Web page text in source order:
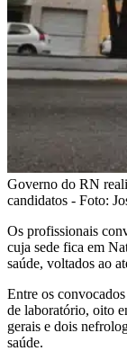
Governo do RN
candidatos - Foto:
Os profissionais
cuja sede fica em
saúde, voltados ao
Entre os
de laboratório, oito
gerais e dois
saúde.